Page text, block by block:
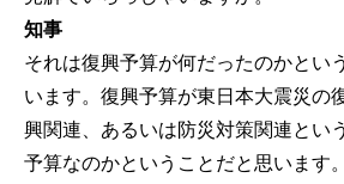
知事
それは復興予算が何だったのかとい
います。復興予算が東日本大震災の
興関連、あるいは防災対策関連とい
予算なのかということだと思います。